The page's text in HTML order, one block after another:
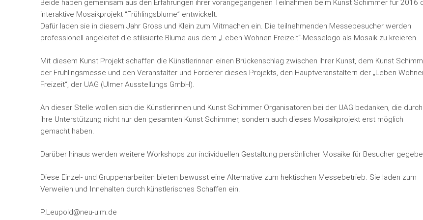
Beide haben gemeinsam aus den Erfahrungen ihrer vorangegangenen Teilnahmen beim Kunst Schimmer für 2016
interaktive Mosaikprojekt “Frühlingsblume” entwickelt.
Dafür laden sie in diesem Jahr Gross und Klein zum Mitmachen ein. Die teilnehmenden Messebesucher werden
professionell angeleitet die stilisierte Blume aus dem „Leben Wohnen Freizeit“-Messelogo als Mosaik zu kreieren.
Mit diesem Kunst Projekt schaffen die Künstlerinnen einen Brückenschlag zwischen ihrer Kunst, dem Kunst
der Frühlingsmesse und den Veranstalter und Förderer dieses Projekts, den Hauptveranstaltern der „Leben
Freizeit“, der UAG (Ulmer Ausstellungs GmbH).
An dieser Stelle wollen sich die Künstlerinnen und Kunst Schimmer Organisatoren bei der UAG bedanken, die durch
ihre Unterstützung nicht nur den gesamten Kunst Schimmer, sondern auch dieses Mosaikprojekt erst möglich
gemacht haben.
Darüber hinaus werden weitere Workshops zur individuellen Gestaltung persönlicher Mosaike für Besucher
Diese Einzel- und Gruppenarbeiten bieten bewusst eine Alternative zum hektischen Messebetrieb. Sie laden zum
Verweilen und Innehalten durch künstlerisches Schaffen ein.
P.Leupold@neu-ulm.de